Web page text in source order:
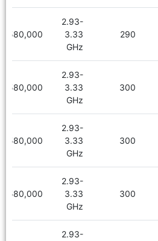
290
2.93-
3.33
GHz
2,580,000
300
2.93-
3.33
GHz
2,580,000
300
2.93-
3.33
GHz
2,580,000
300
2.93-
3.33
GHz
2,580,000
2.93-